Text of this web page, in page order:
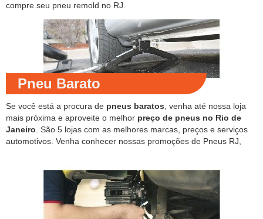
compre seu pneu remold no RJ.
Pneu Barato
Se você está a procura de pneus baratos , venha até nossa loja
mais próxima e aproveite o melhor preço de pneus no Rio de
Janeiro . São 5 lojas com as melhores marcas, preços e serviços
automotivos. Venha conhecer nossas promoções de Pneus RJ,